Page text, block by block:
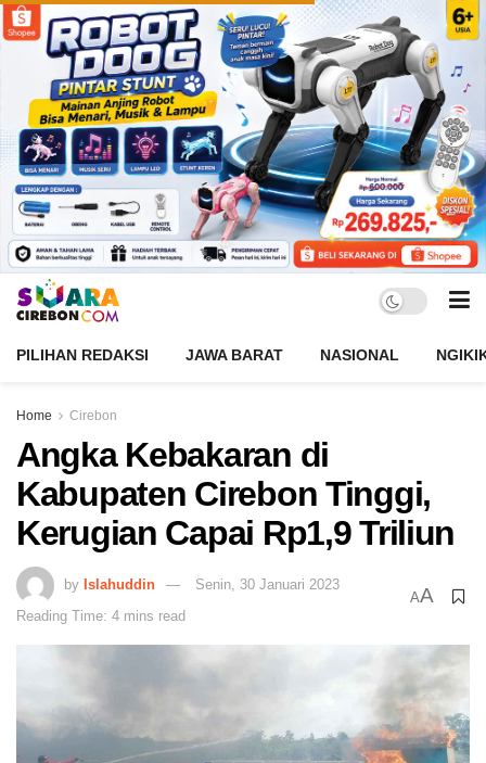
PILIHAN REDAKSI JAWA BARAT NASIONAL
Home Cirebon
Angka Kebakaran di
Kabupaten Cirebon Tinggi,
Kerugian Capai Rp1,9 Triliun
by Islahuddin
Senin, 30 Januari 2023
Reading Time: 4 mins read
AA